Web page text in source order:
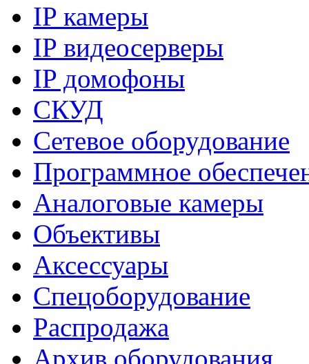
IP камеры
IP видеосерверы
IP домофоны
СКУД
Сетевое оборудование
Программное
Аналоговые камеры
Объективы
Аксессуары
Спецоборудование
Распродажа
Архив оборудования